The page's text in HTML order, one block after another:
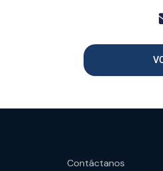
Contáctanos